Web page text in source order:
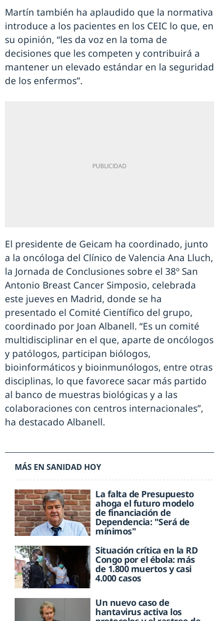
Martín también ha aplaudido que la normativa
introduce a los pacientes en los CEIC lo que, en
su opinión, “les da voz en la toma de
decisiones que les competen y contribuirá a
mantener un elevado estándar en la seguridad
de los enfermos”.
El presidente de Geicam ha coordinado, junto
a la oncóloga del Clínico de Valencia Ana Lluch,
la Jornada de Conclusiones sobre el 38º San
Antonio Breast Cancer Simposio, celebrada
este jueves en Madrid, donde se ha
presentado el Comité Científico del grupo,
coordinado por Joan Albanell. “Es un comité
multidisciplinar en el que, aparte de oncólogos
y patólogos, participan biólogos,
bioinformáticos y bioinmunólogos, entre otras
disciplinas, lo que favorece sacar más partido
al banco de muestras biológicas y a las
colaboraciones con centros internacionales”,
ha destacado Albanell.
MÁS EN SANIDAD HOY
La falta de Presupuesto
ahoga el futuro modelo
de financiación de
Dependencia: "Será de
mínimos"
Situación crítica en la RD
Congo por el ébola: más
de 1.800 muertos y casi
4.000 casos
Un nuevo caso de
hantavirus activa los